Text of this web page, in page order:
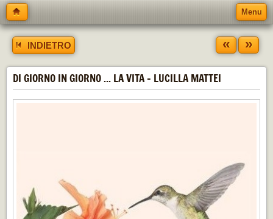
Menu
INDIETRO « »
DI GIORNO IN GIORNO ... LA VITA - LUCILLA MATTEI